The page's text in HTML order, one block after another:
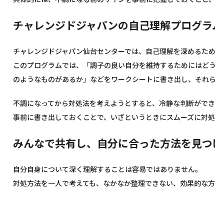
チャレンジドジャパンの自己理解プログラ
チャレンジドジャパン仙台センターでは、自己理解を深めるた
このプログラムでは、「調子の良い自分を維持するためには
のようなものがあるか」などをワークシートに書き出し、それ
不調になってから対処法を考えようとすると、冷静な判断がで
事前に書き出しておくことで、いざというときにスムーズに対
みんなで共有し、自分に合った方法を見つ
自分自身について深く理解することは容易ではありません。
対処方法を一人で考えても、なかなか整理できない、効果的な